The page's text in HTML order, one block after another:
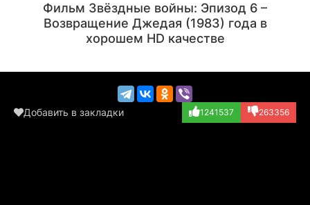
(Luke Skywalker)
(Rebel Technicia...)
Фильм Звёздные войны: Эпизод 6 –
Возвращение Джедая (1983) года в
хорошем HD качестве
Добавить в закладки 1241537 263356